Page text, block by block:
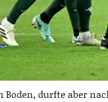
Boden, durfte aber